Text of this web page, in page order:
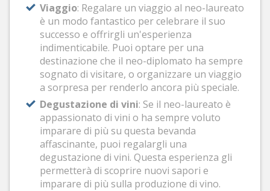
Viaggio: Regalare un viaggio al neo-laureato
è un modo fantastico per celebrare il suo
successo e offrirgli un'esperienza
indimenticabile. Puoi optare per una
destinazione che il neo-diplomato ha sempre
sognato di visitare, o organizzare un viaggio
a sorpresa per renderlo ancora più speciale.
Degustazione di vini: Se il neo-laureato è
appassionato di vini o ha sempre voluto
imparare di più su questa bevanda
affascinante, puoi regalargli una
degustazione di vini. Questa esperienza gli
permetterà di scoprire nuovi sapori e
imparare di più sulla produzione di vino.